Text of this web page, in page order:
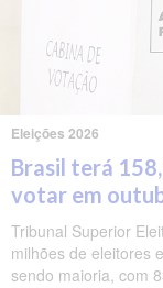
Eleições 2026
Brasil terá
votar em
Tribunal Superior
milhões de eleitores
sendo maioria, com